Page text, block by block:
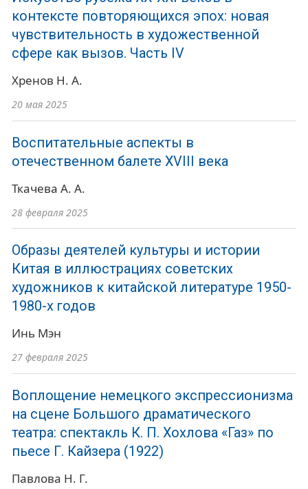
контексте повторяющихся эпох: новая
чувствительность в художественной
сфере как вызов. Часть IV
Хренов Н. А.
20 мая 2025
Воспитательные аспекты в
отечественном балете XVIII века
Ткачева А. А.
28 февраля 2025
Образы деятелей культуры и истории
Китая в иллюстрациях советских
художников к китайской литературе 1950-
1980-х годов
Инь Мэн
27 февраля 2025
Воплощение немецкого экспрессионизма
на сцене Большого драматического
театра: спектакль К. П. Хохлова «Газ» по
пьесе Г. Кайзера (1922)
Павлова Н. Г.